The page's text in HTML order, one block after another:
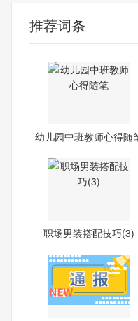
推荐词条
幼儿园中班教师心得随
职场男装搭配技巧(3)